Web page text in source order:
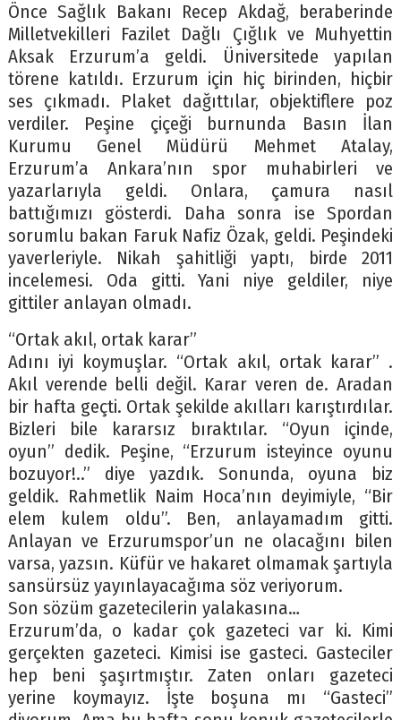
Önce Sağlık Bakanı Recep Akdağ, beraberinde
Milletvekilleri Fazilet Dağlı Çığlık ve Muhyettin
Aksak Erzurum’a geldi. Üniversitede yapılan
törene katıldı. Erzurum için hiç birinden, hiçbir
ses çıkmadı. Plaket dağıttılar, objektiflere poz
verdiler. Peşine çiçeği burnunda Basın İlan
Kurumu Genel Müdürü Mehmet Atalay,
Erzurum’a Ankara’nın spor muhabirleri ve
yazarlarıyla geldi. Onlara, çamura nasıl
battığımızı gösterdi. Daha sonra ise Spordan
sorumlu bakan Faruk Nafiz Özak, geldi. Peşindeki
yaverleriyle. Nikah şahitliği yaptı, birde 2011
incelemesi. Oda gitti. Yani niye geldiler, niye
gittiler anlayan olmadı.
“Ortak akıl, ortak karar”
Adını iyi koymuşlar. “Ortak akıl, ortak karar” .
Akıl verende belli değil. Karar veren de. Aradan
bir hafta geçti. Ortak şekilde akılları karıştırdılar.
Bizleri bile kararsız bıraktılar. “Oyun içinde,
oyun” dedik. Peşine, “Erzurum isteyince oyunu
bozuyor!..” diye yazdık. Sonunda, oyuna biz
geldik. Rahmetlik Naim Hoca’nın deyimiyle, “Bir
elem kulem oldu”. Ben, anlayamadım gitti.
Anlayan ve Erzurumspor’un ne olacağını bilen
varsa, yazsın. Küfür ve hakaret olmamak şartıyla
sansürsüz yayınlayacağıma söz veriyorum.
Son sözüm gazetecilerin yalakasına…
Erzurum’da, o kadar çok gazeteci var ki. Kimi
gerçekten gazeteci. Kimisi ise gasteci. Gasteciler
hep beni şaşırtmıştır. Zaten onları gazeteci
yerine koymayız. İşte boşuna mı “Gasteci”